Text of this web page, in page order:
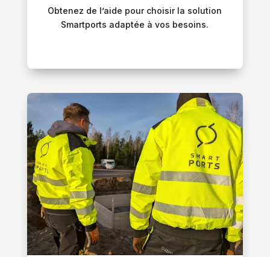
Obtenez de l’aide pour choisir la solution
Smartports adaptée à vos besoins.